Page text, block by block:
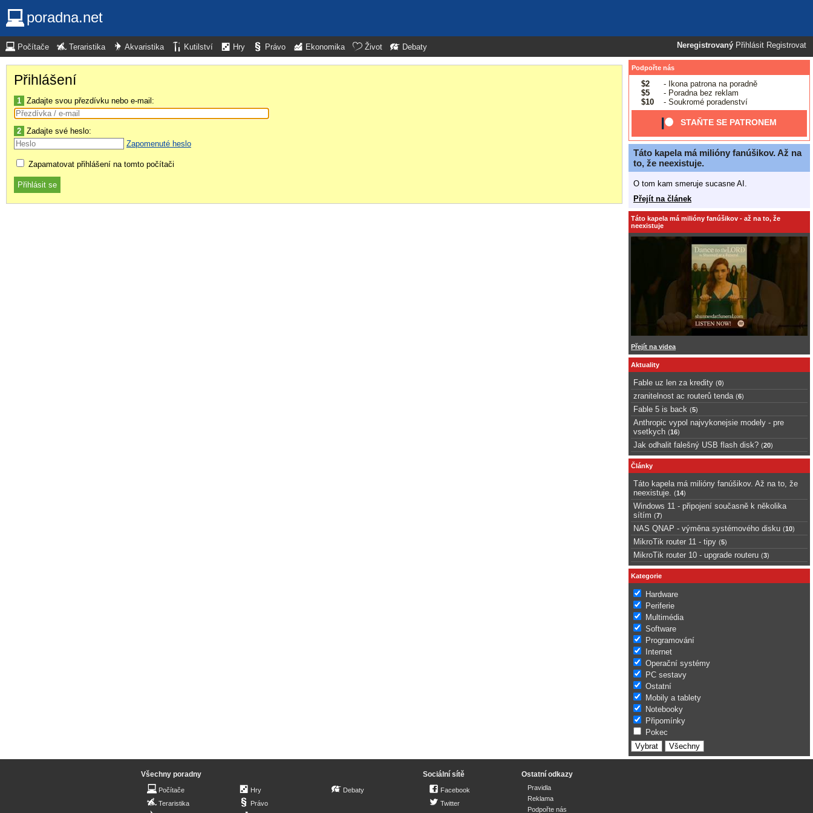
poradna.net
Neregistrovaný Přihlásit Registrovat
Počítače Teraristika Akvaristika Kutilství Hry Právo Ekonomika Život Debaty
Přihlášení
1 Zadajte svou přezdívku nebo e-mail:
2 Zadajte své heslo:
Zapomenuté heslo
Zapamatovat přihlášení na tomto počítači
Podpořte nás
$2
- Ikona patrona na poradně
$5
- Poradna bez reklam
$10
- Soukromé poradenství
STAŇTE SE PATRONEM
Táto kapela má milióny fanúšikov. Až na
to, že neexistuje.
O tom kam smeruje sucasne AI.
Přejít na článek
Táto kapela má milióny fanúšikov - až na to, že
neexistuje
Přejít na videa
Aktuality
Fable uz len za kredity (0)
zranitelnost ac routerů tenda (6)
Fable 5 is back (5)
Anthropic vypol najvykonejsie modely - pre
vsetkych (16)
Jak odhalit falešný USB flash disk? (20)
Články
Táto kapela má milióny fanúšikov. Až na to, že
neexistuje.
(14)
Windows 11 - připojení současně k několika
sítím (7)
NAS QNAP - výměna systémového disku (10)
MikroTik router 11 - tipy (5)
MikroTik router 10 - upgrade routeru (3)
Kategorie
Hardware
Periferie
Multimédia
Software
Programování
Internet
Operační systémy
PC sestavy
Ostatní
Mobily a tablety
Notebooky
Připomínky
Pokec
Všechny poradny
Počítače
Teraristika
Hry
Právo
Debaty
Sociální sítě
Facebook
Twitter
Ostatní odkazy
Pravidla
Reklama
Podpořte nás